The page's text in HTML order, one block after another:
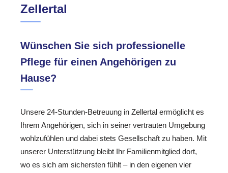
Zellertal
Wünschen Sie sich professionelle
Pflege für einen Angehörigen zu
Hause?
Unsere 24-Stunden-Betreuung in Zellertal ermöglicht es
Ihrem Angehörigen, sich in seiner vertrauten Umgebung
wohlzufühlen und dabei stets Gesellschaft zu haben. Mit
unserer Unterstützung bleibt Ihr Familienmitglied dort,
wo es sich am sichersten fühlt – in den eigenen vier